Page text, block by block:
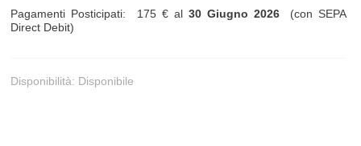
Pagamenti Posticipati: 175 € al 30 Giugno 2026(con SEPA
Direct Debit)
Disponibilità: Disponibile